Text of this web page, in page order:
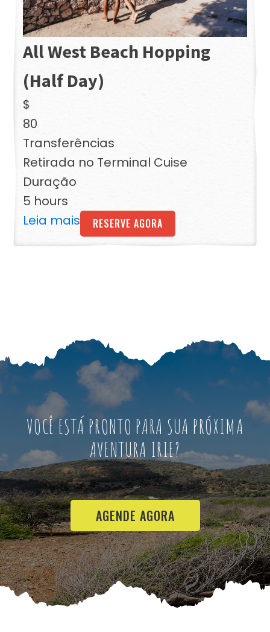
All West Beach Hopping
(Half Day)
$
80
Transferências
Retirada no Terminal Cuise
Duração
5 hours
Leia mais
RESERVE AGORA
VOCÊ ESTÁ PRONTO PARA SUA PRÓXIMA
AVENTURA IRIE?
AGENDE AGORA